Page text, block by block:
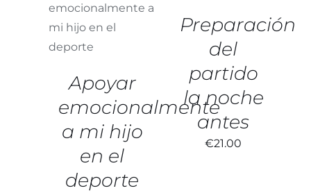
AÑADIR AL
CARRITO
DETALLES
Apoyar
emocionalmente
a mi hijo
en el
deporte
DETALLES
Preparación
del
partido
la noche
antes
€21.00